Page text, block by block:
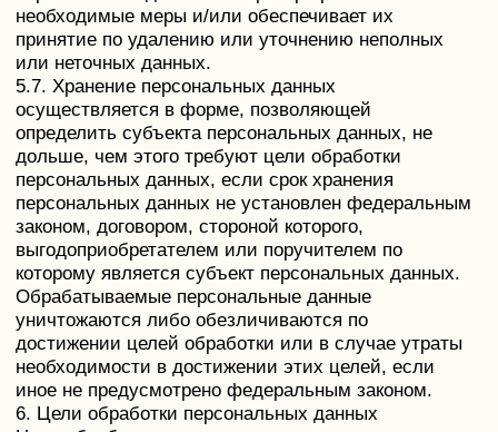
пометкой «Актуализация персональных данных».
8.4. Срок обработки персональных данных
определяется достижением целей, для которых
были собраны персональные данные, если иной
срок не предусмотрен договором или действующим
законодательством.
Пользователь может в любой момент отозвать свое
согласие на обработку персональных данных,
направив Оператору уведомление посредством
электронной почты на электронный адрес
Оператора oskin.ff@gmail.com с пометкой «Отзыв
согласия на обработку персональных данных».
8.5. Вся информация, которая собирается
сторонними сервисами, в том числе платежными
системами, средствами связи и другими
поставщиками услуг, хранится и обрабатывается
указанными лицами (Операторами) в соответствии
с их Пользовательским соглашением и Политикой
конфиденциальности. Субъект персональных
данных и/или с указанными документами. Оператор
не несет ответственность за действия третьих лиц,
в том числе указанных в настоящем пункте
поставщиков услуг.
8.6. Установленные субъектом персональных
данных запреты на передачу (кроме
предоставления доступа), а также на обработку или